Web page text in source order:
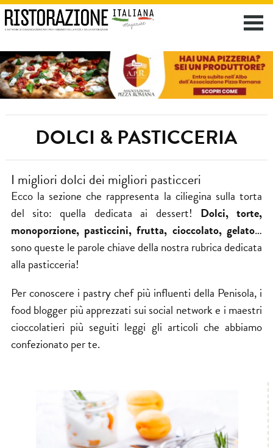
DOLCI & PASTICCERIA
I migliori dolci dei migliori pasticceri
Ecco la sezione che rappresenta la ciliegina sulla torta
del sito: quella dedicata ai dessert! Dolci, torte,
monoporzione, pasticcini, frutta, cioccolato, gelato…
sono queste le parole chiave della nostra rubrica dedicata
alla pasticceria!
Per conoscere i pastry chef più influenti della Penisola, i
food blogger più apprezzati sui social network e i maestri
cioccolatieri più seguiti leggi gli articoli che abbiamo
confezionato per te.